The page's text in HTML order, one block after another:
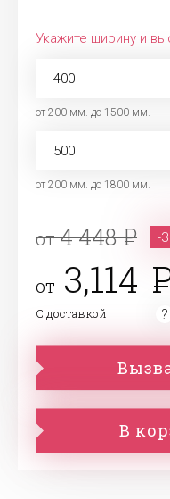
Укажите ширину и
от 200 мм. до 1500 мм.
от 200 мм. до 1800 мм.
от4 448 -
от 3,114
С доставкой
В